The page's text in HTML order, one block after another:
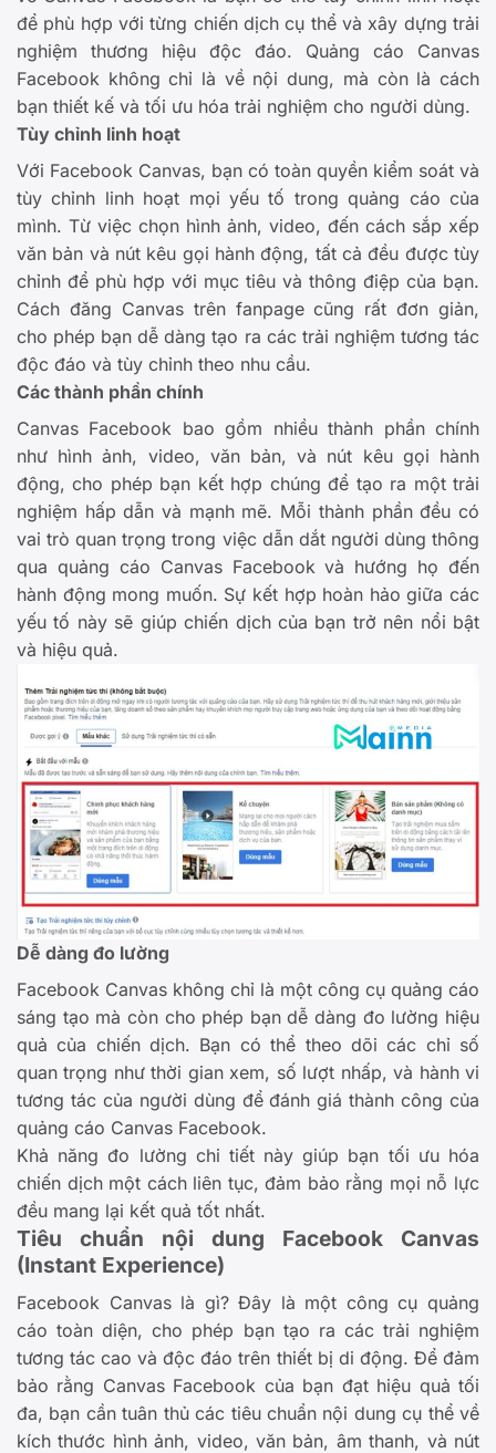
để phù hợp với từng chiến dịch cụ thể và xây dựng trải
nghiệm thương hiệu độc đáo. Quảng cáo Canvas
Facebook không chỉ là về nội dung, mà còn là cách
bạn thiết kế và tối ưu hóa trải nghiệm cho người dùng.
Tùy chỉnh linh hoạt
Với Facebook Canvas, bạn có toàn quyền kiểm soát và
tùy chỉnh linh hoạt mọi yếu tố trong quảng cáo của
mình. Từ việc chọn hình ảnh, video, đến cách sắp xếp
văn bản và nút kêu gọi hành động, tất cả đều được tùy
chỉnh để phù hợp với mục tiêu và thông điệp của bạn.
Cách đăng Canvas trên fanpage cũng rất đơn giản,
cho phép bạn dễ dàng tạo ra các trải nghiệm tương tác
độc đáo và tùy chỉnh theo nhu cầu.
Các thành phần chính
Canvas Facebook bao gồm nhiều thành phần chính
như hình ảnh, video, văn bản, và nút kêu gọi hành
động, cho phép bạn kết hợp chúng để tạo ra một trải
nghiệm hấp dẫn và mạnh mẽ. Mỗi thành phần đều có
vai trò quan trọng trong việc dẫn dắt người dùng thông
qua quảng cáo Canvas Facebook và hướng họ đến
hành động mong muốn. Sự kết hợp hoàn hảo giữa các
yếu tố này sẽ giúp chiến dịch của bạn trở nên nổi bật
và hiệu quả.
Dễ dàng đo lường
Facebook Canvas không chỉ là một công cụ quảng cáo
sáng tạo mà còn cho phép bạn dễ dàng đo lường hiệu
quả của chiến dịch. Bạn có thể theo dõi các chỉ số
quan trọng như thời gian xem, số lượt nhấp, và hành vi
tương tác của người dùng để đánh giá thành công của
quảng cáo Canvas Facebook.
Khả năng đo lường chi tiết này giúp bạn tối ưu hóa
chiến dịch một cách liên tục, đảm bảo rằng mọi nỗ lực
đều mang lại kết quả tốt nhất.
Tiêu chuẩn nội dung Facebook Canvas
(Instant Experience)
Facebook Canvas là gì? Đây là một công cụ quảng
cáo toàn diện, cho phép bạn tạo ra các trải nghiệm
tương tác cao và độc đáo trên thiết bị di động. Để đảm
bảo rằng Canvas Facebook của bạn đạt hiệu quả tối
đa, bạn cần tuân thủ các tiêu chuẩn nội dung cụ thể về
kích thước hình ảnh, video, văn bản, âm thanh, và nút